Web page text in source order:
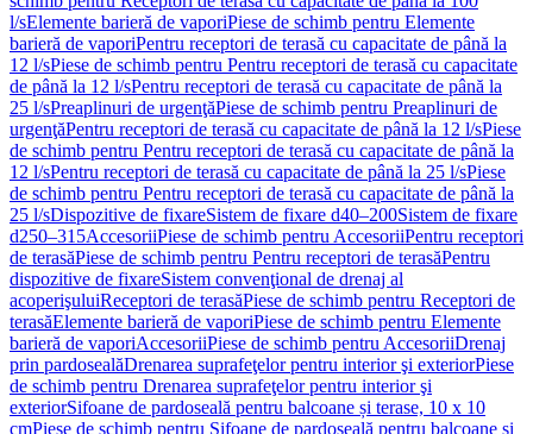
l/sElemente barieră de vaporiPiese de schimb pentru Elemente
barieră de vaporiPentru receptori de terasă cu capacitate de până la
12 l/sPiese de schimb pentru Pentru receptori de terasă cu capacitate
de până la 12 l/sPentru receptori de terasă cu capacitate de până la
25 l/sPreaplinuri de urgenţăPiese de schimb pentru Preaplinuri de
urgenţăPentru receptori de terasă cu capacitate de până la 12 l/sPiese
de schimb pentru Pentru receptori de terasă cu capacitate de până la
12 l/sPentru receptori de terasă cu capacitate de până la 25 l/sPiese
de schimb pentru Pentru receptori de terasă cu capacitate de până la
25 l/sDispozitive de fixareSistem de fixare d40–200Sistem de fixare
d250–315AccesoriiPiese de schimb pentru AccesoriiPentru receptori
de terasăPiese de schimb pentru Pentru receptori de terasăPentru
dispozitive de fixareSistem convenţional de drenaj al
acoperişuluiReceptori de terasăPiese de schimb pentru Receptori de
terasăElemente barieră de vaporiPiese de schimb pentru Elemente
barieră de vaporiAccesoriiPiese de schimb pentru AccesoriiDrenaj
prin pardosealăDrenarea suprafeţelor pentru interior şi exteriorPiese
de schimb pentru Drenarea suprafeţelor pentru interior şi
exteriorSifoane de pardoseală pentru balcoane și terase, 10 x 10
cmPiese de schimb pentru Sifoane de pardoseală pentru balcoane și